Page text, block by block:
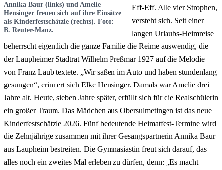
Annika Baur (links) und Amelie
Hensinger freuen sich auf ihre Einsätze
als Kinderfestschätzle (rechts). Foto:
B. Reuter-Manz.
Eff-Eff. Alle vier Strophen,
versteht sich. Seit einer
langen Urlaubs-Heimreise
beherrscht eigentlich die ganze Familie die Reime auswendig, die
der Laupheimer Stadtrat Wilhelm Preßmar 1927 auf die Melodie
von Franz Laub textete. „Wir saßen im Auto und haben stundenlang
gesungen“, erinnert sich Elke Hensinger. Damals war Amelie drei
Jahre alt. Heute, sieben Jahre später, erfüllt sich für die Realschülerin
ein großer Traum. Das Mädchen aus Obersulmetingen ist das neue
Kinderfestschätzle 2026. Fünf bedeutende Heimatfest-Termine wird
die Zehnjährige zusammen mit ihrer Gesangspartnerin Annika Baur
aus Laupheim bestreiten. Die Gymnasiastin freut sich darauf, das
alles noch ein zweites Mal erleben zu dürfen, denn: „Es macht